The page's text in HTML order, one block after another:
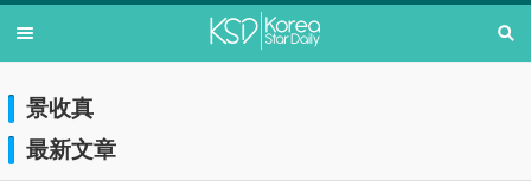
景收真
最新文章